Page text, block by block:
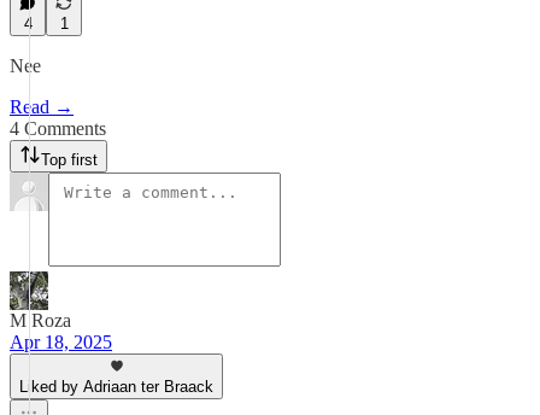
4 1
Nee
Read →
4 Comments
Top first
M Roza
Apr 18, 2025
Liked by Adriaan ter Braack